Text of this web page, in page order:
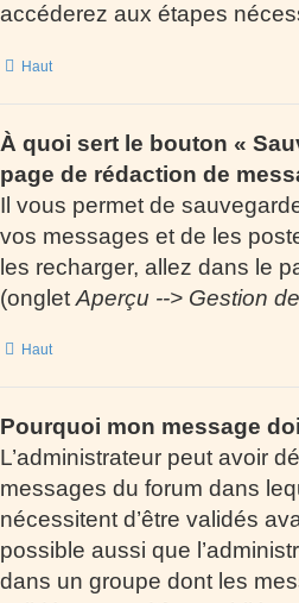
accéderez aux étapes
Haut
À quoi sert le bouton «
page de rédaction de
Il vous permet de
vos messages et de les
les recharger, allez dans le
(onglet Aperçu --> Gestion
Haut
Pourquoi mon message
L’administrateur peut avoir
messages du forum dans
nécessitent d’être validés
possible aussi que
dans un groupe dont les